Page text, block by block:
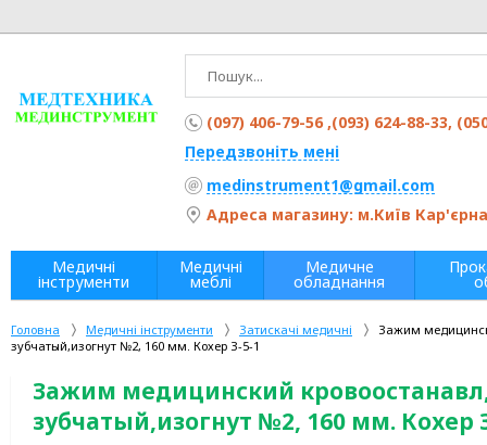
Головна Медичні інструменти Затискачі медичні
Зажим
зубчатый,изогнут №2, 160 мм. Кохер З-5-1
Зажим медицинский
зубчатый,изогнут №2, 160 мм. Кохер
(097) 406-79-56 ,(093) 624-88-33,
Передзвоніть мені
medinstrument1@gmail.com
Адреса магазину: м.Київ
Медичні
інструменти
Медичні
меблі
Медичне
обладнання